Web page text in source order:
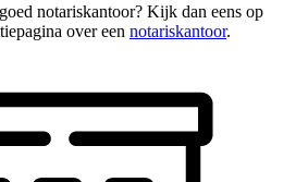
notariskantoor? Kijk dan eens op
over een notariskantoor.